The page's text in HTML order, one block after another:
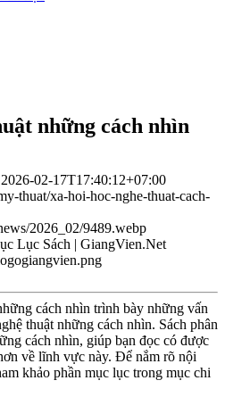
những cách nhìn
2026-02-17T17:40:12+07:00
thuat/xa-hoi-hoc-nghe-thuat-cach-
2026_02/9489.webp
Lục Sách | GiangVien.Net
cách nhìn trình bày những vấn
thuật những cách nhìn. Sách phân
cách nhìn, giúp bạn đọc có được
về lĩnh vực này. Để nắm rõ nội
khảo phần mục lục trong mục chi